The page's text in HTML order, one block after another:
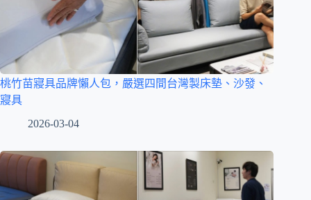
桃竹苗寢具品牌懶人包，嚴選四間台灣製床墊、沙發、
寢具
2026-03-04